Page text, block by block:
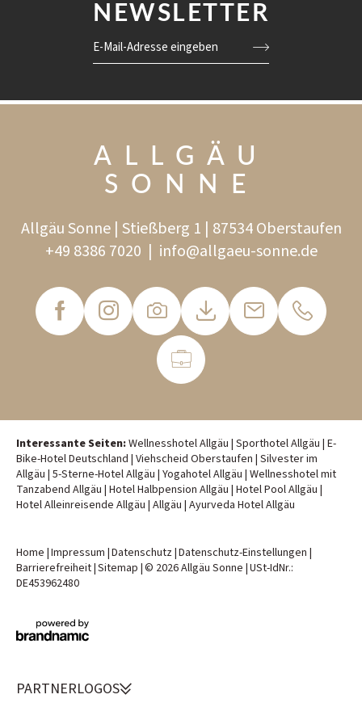
verlangsamt, oxidativer Stress auf ein Minimum reduziert.
NEWSLETTER
E-Mail-Adresse eingeben
ALLGÄU
SONNE
Allgäu Sonne | Stießberg 1 | 87534 Oberstaufen
+49 8386 7020 | info@allgaeu-sonne.de
Interessante Seiten:Wellnesshotel Allgäu | Sporthotel Allgäu | E-
Bike-Hotel Deutschland | Viehscheid Oberstaufen | Silvester im
Allgäu | 5-Sterne-Hotel Allgäu | Yogahotel Allgäu | Wellnesshotel mit
Tanzabend Allgäu | Hotel Halbpension Allgäu | Hotel Pool Allgäu |
Hotel Alleinreisende Allgäu | Allgäu | Ayurveda Hotel Allgäu
Home |Impressum |Datenschutz|Datenschutz-Einstellungen |
Barrierefreiheit|Sitemap |© 2026 Allgäu Sonne |USt-IdNr.:
DE453962480
PARTNERLOGOS